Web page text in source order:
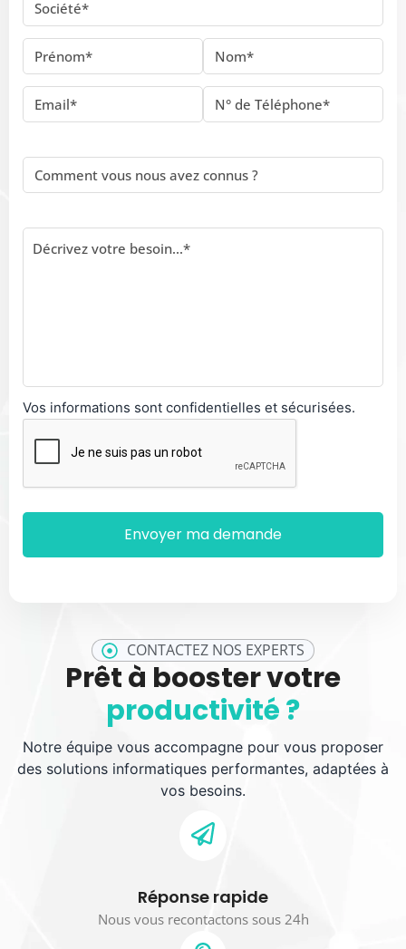
CONTACTEZ NOS EXPERTS
Prêt à booster votre
productivité ?
Notre équipe vous accompagne pour vous proposer
des solutions informatiques performantes, adaptées à
vos besoins.
Réponse rapide
Nous vous recontactons sous 24h
Vos informations sont confidentielles et sécurisées.